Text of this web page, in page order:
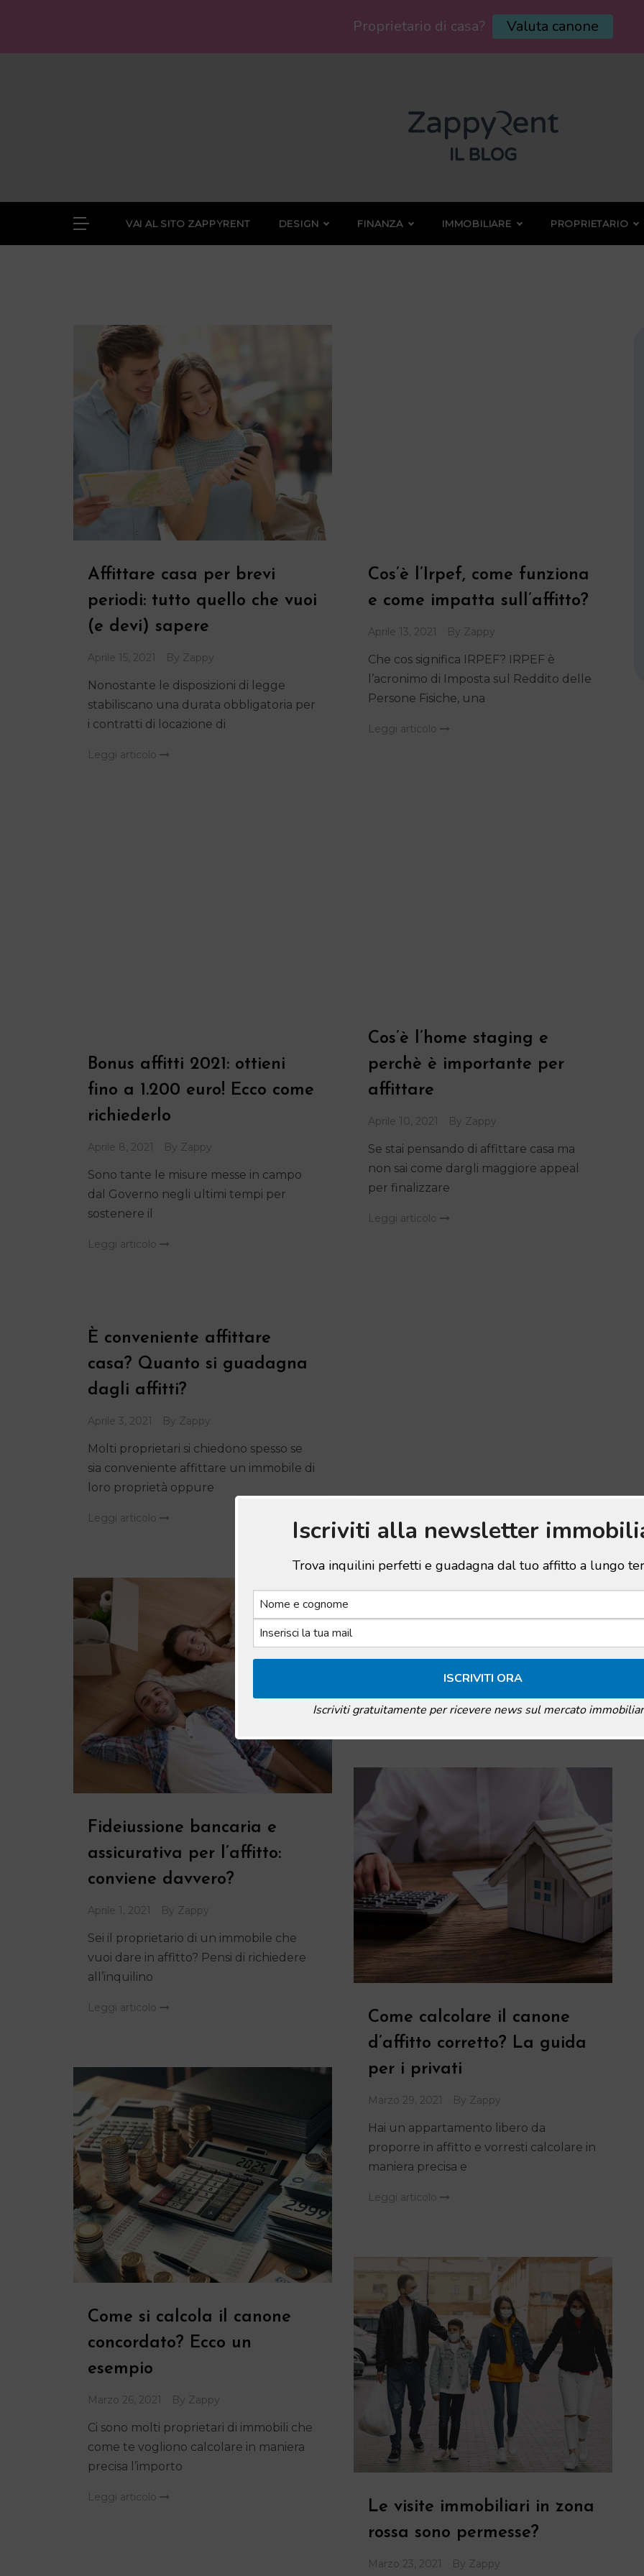
VAI AL SITO ZAPPYRENT DESIGN FINANZA IMMOBILIARE PROPRIETARIO
Blog
Affittare casa per brevi
periodi: tutto quello che vuoi
(e devi) sapere
Aprile 15, 2021 By Zappy
Nonostante le disposizioni di legge
stabiliscano una durata obbligatoria per
i contratti di locazione di
Leggi articolo
Cos’è l’Irpef, come funziona
e come impatta sull’affitto?
Aprile 13, 2021 By Zappy
Che cos significa IRPEF? IRPEF è
l’acronimo di Imposta sul Reddito delle
Persone Fisiche, una
Leggi articolo
Cos’è l’home staging e
perchè è importante per
affittare
Aprile 10, 2021 By Zappy
Se stai pensando di affittare casa ma
non sai come dargli maggiore appeal
per finalizzare
Leggi articolo
Bonus affitti 2021: ottieni
fino a 1.200 euro! Ecco come
richiederlo
Aprile 8, 2021 By Zappy
Sono tante le misure messe in campo
dal Governo negli ultimi tempi per
sostenere il
Leggi articolo
Locatore e conduttore: chi
giuridico nel quale intervengono due
figure: il locatore
Leggi articolo
È conveniente affittare
casa? Quanto si guadagna
dagli affitti?
Aprile 3, 2021 By Zappy
Molti proprietari si chiedono spesso se
sia conveniente affittare un immobile di
loro proprietà oppure
Leggi articolo
Fideiussione bancaria e
assicurativa per l’affitto:
conviene davvero?
Aprile 1, 2021 By Zappy
Sei il proprietario di un immobile che
vuoi dare in affitto? Pensi di richiedere
all’inquilino
Leggi articolo
Come calcolare il canone
d’affitto corretto? La guida
per i privati
Marzo 29, 2021 By Zappy
Hai un appartamento libero da
proporre in affitto e vorresti calcolare in
maniera precisa e
Leggi articolo
Come si calcola il canone
concordato? Ecco un
esempio
Marzo 26, 2021 By Zappy
Ci sono molti proprietari di immobili che
come te vogliono calcolare in maniera
precisa l’importo
Leggi articolo
Le visite immobiliari in zona
rossa sono permesse?
Marzo 23, 2021 By Zappy
Proprietario di casa? Valuta canone
Iscriviti alla newsletter
Trova inquilini perfetti e guadagna dal tuo affitto a lungo
Iscriviti gratuitamente per ricevere news sul mercato